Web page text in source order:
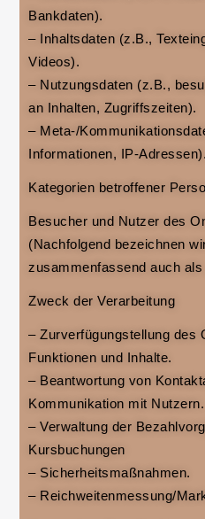
Bankdaten).
– Inhaltsdaten (z.B.,
Videos).
– Nutzungsdaten (z.B.,
an Inhalten, Zugriffszeiten).
– Meta-/
Informationen, IP-Adressen).
Kategorien betroffener
Besucher und Nutzer des
(Nachfolgend bezeichnen
zusammenfassend auch als
Zweck der Verarbeitung
– Zurverfügungstellung des
Funktionen und Inhalte.
– Beantwortung von
Kommunikation mit Nutzern.
– Verwaltung der
Kursbuchungen
– Sicherheitsmaßnahmen.
– Reichweitenmessung/